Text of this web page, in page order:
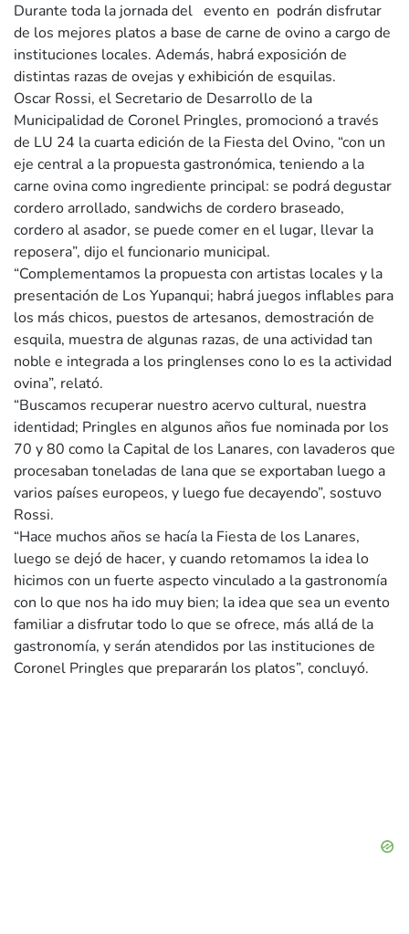
Durante toda la jornada del evento en podrán disfrutar
de los mejores platos a base de carne de ovino a cargo de
instituciones locales. Además, habrá exposición de
distintas razas de ovejas y exhibición de esquilas.
Oscar Rossi, el Secretario de Desarrollo de la
Municipalidad de Coronel Pringles, promocionó a través
de LU 24 la cuarta edición de la Fiesta del Ovino, “con un
eje central a la propuesta gastronómica, teniendo a la
carne ovina como ingrediente principal: se podrá degustar
cordero arrollado, sandwichs de cordero braseado,
cordero al asador, se puede comer en el lugar, llevar la
reposera”, dijo el funcionario municipal.
“Complementamos la propuesta con artistas locales y la
presentación de Los Yupanqui; habrá juegos inflables para
los más chicos, puestos de artesanos, demostración de
esquila, muestra de algunas razas, de una actividad tan
noble e integrada a los pringlenses cono lo es la actividad
ovina”, relató.
“Buscamos recuperar nuestro acervo cultural, nuestra
identidad; Pringles en algunos años fue nominada por los
70 y 80 como la Capital de los Lanares, con lavaderos que
procesaban toneladas de lana que se exportaban luego a
varios países europeos, y luego fue decayendo”, sostuvo
Rossi.
“Hace muchos años se hacía la Fiesta de los Lanares,
luego se dejó de hacer, y cuando retomamos la idea lo
hicimos con un fuerte aspecto vinculado a la gastronomía
con lo que nos ha ido muy bien; la idea que sea un evento
familiar a disfrutar todo lo que se ofrece, más allá de la
gastronomía, y serán atendidos por las instituciones de
Coronel Pringles que prepararán los platos”, concluyó.